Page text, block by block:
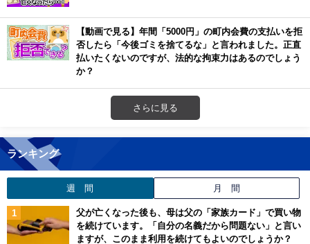
【動画で見る】年間「5000円」の町内会費の支払いを拒
否したら「今後ゴミを捨てるな」と言われました。正直
払いたくないのですが、法的な拘束力はあるのでしょう
か？
さらに見る
ランキング
週 間 月 間
父が亡くなった後も、母は父の「家族カード」で買い物
を続けています。「自分の名義だから問題ない」と言い
ますが、このまま利用を続けてもよいのでしょうか？